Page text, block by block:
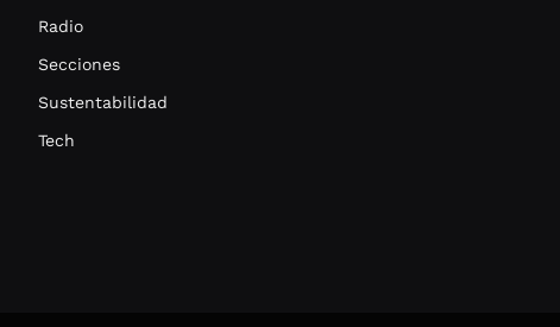
Radio
Secciones
Sustentabilidad
Tech